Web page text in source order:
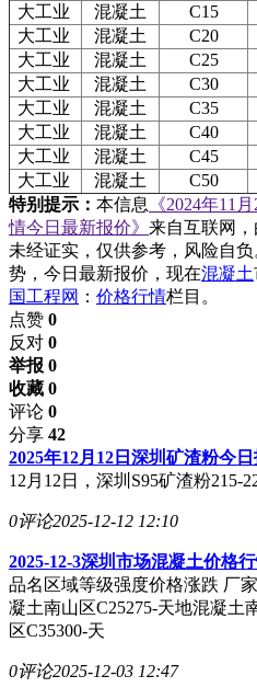
大工业
混凝土 C15
大工业
混凝土 C20
大工业
混凝土 C25
大工业
混凝土 C30
大工业
混凝土 C35
大工业
混凝土 C40
大工业
混凝土 C45
大工业
混凝土 C50
特别提示： 本信息
《2024年11
情今日最新报价》 来自互联网
未经证实，仅供参考，风险自负
势，今日最新报价，现在混凝土
国工程网 ： 价格行情栏目。
点赞 0
反对 0
举报 0
收藏 0
评论 0
分享 42
2025年12月12日深圳矿渣粉今
12月12日，深圳S95矿渣粉215-
0评论2025-12-12 12:10
2025-12-3深圳市场混凝土价格
品名区域等级强度价格涨跌 厂
凝土南山区C25275-天地混凝土
区C35300-天
0评论2025-12-03 12:47